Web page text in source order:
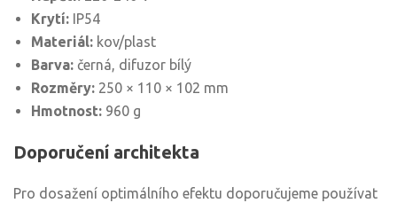
Krytí: IP54
Materiál: kov/plast
Barva: černá, difuzor bílý
Rozměry: 250 × 110 × 102 mm
Hmotnost: 960 g
Doporučení architekta
Pro dosažení optimálního efektu doporučujeme používat